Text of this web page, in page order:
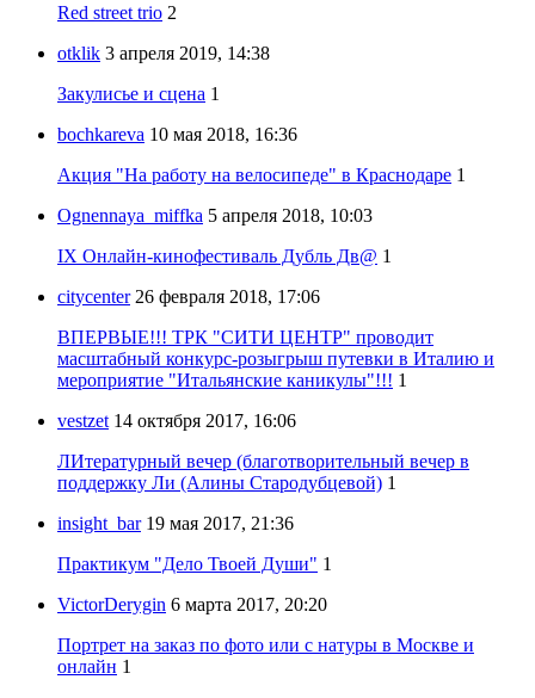
Red street trio 2
otklik 3 апреля 2019, 14:38
Закулисье и сцена 1
bochkareva 10 мая 2018, 16:36
Акция "На работу на велосипеде" в Краснодаре 1
Ognennaya_miffka 5 апреля 2018, 10:03
IX Онлайн-кинофестиваль Дубль Дв@ 1
citycenter 26 февраля 2018, 17:06
ВПЕРВЫЕ!!! ТРК "СИТИ ЦЕНТР" проводит
масштабный конкурс-розыгрыш путевки в Италию и
мероприятие "Итальянские каникулы"!!! 1
vestzet 14 октября 2017, 16:06
ЛИтературный вечер (благотворительный вечер в
поддержку Ли (Алины Стародубцевой) 1
insight_bar 19 мая 2017, 21:36
Практикум "Дело Твоей Души" 1
VictorDerygin 6 марта 2017, 20:20
Портрет на заказ по фото или с натуры в Москве и
онлайн 1